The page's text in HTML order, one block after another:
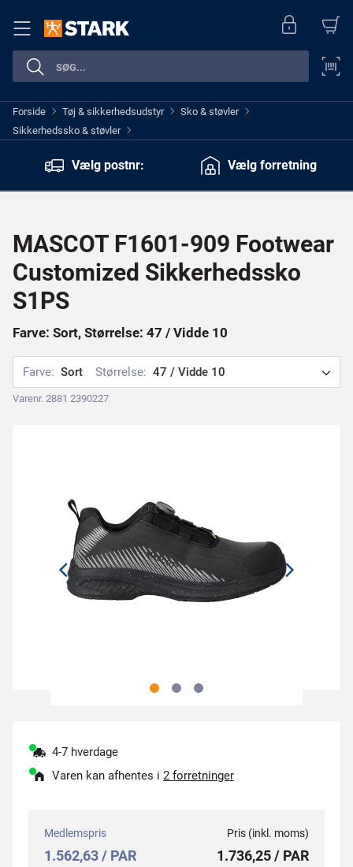
Forside > Tøj & sikkerhedsudstyr > Sko & støvler >
Sikkerhedssko & støvler >
Vælg postnr:
Vælg forretning
MASCOT F1601-909 Footwear
Customized Sikkerhedssko
S1PS
Farve: Sort, Størrelse: 47 / Vidde 10
Farve: Sort Størrelse: 47 / Vidde 10
Varenr. 2881 2390227
4-7 hverdage
Varen kan afhentes i 2 forretninger
Medlemspris
1.562,63 / PAR
Pris (inkl. moms)
1.736,25 / PAR